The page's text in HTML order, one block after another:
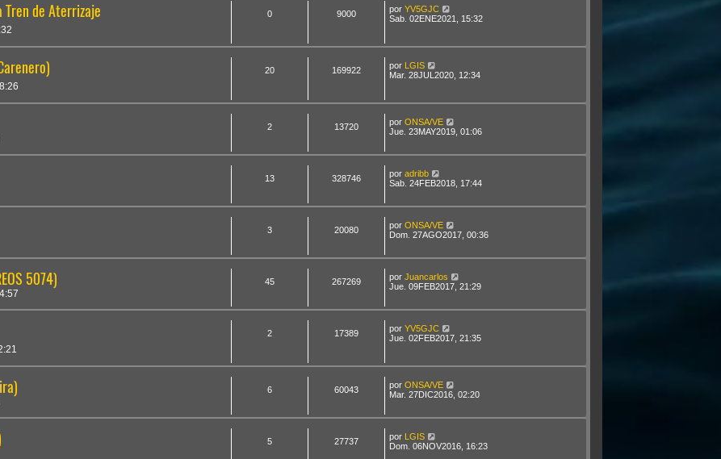
Tren de Aterrizaje 0 9000 por YV5GJC
Sab. 02ENE2021, 15:32
20 169922 por LGIS
Mar. 28JUL2020, 12:34
2 13720 por ONSA/VE
Jue. 23MAY2019, 01:06
13 328746 por adribb
Sab. 24FEB2018, 17:44
3 20080 por ONSA/VE
Dom. 27AGO2017, 00:36
5074) 45 267269 por Juancarlos
Jue. 09FEB2017, 21:29
2 17389 por YV5GJC
Jue. 02FEB2017, 21:35
6 60043 por ONSA/VE
Mar. 27DIC2016, 02:20
5 27737 por LGIS
Dom. 06NOV2016, 16:23